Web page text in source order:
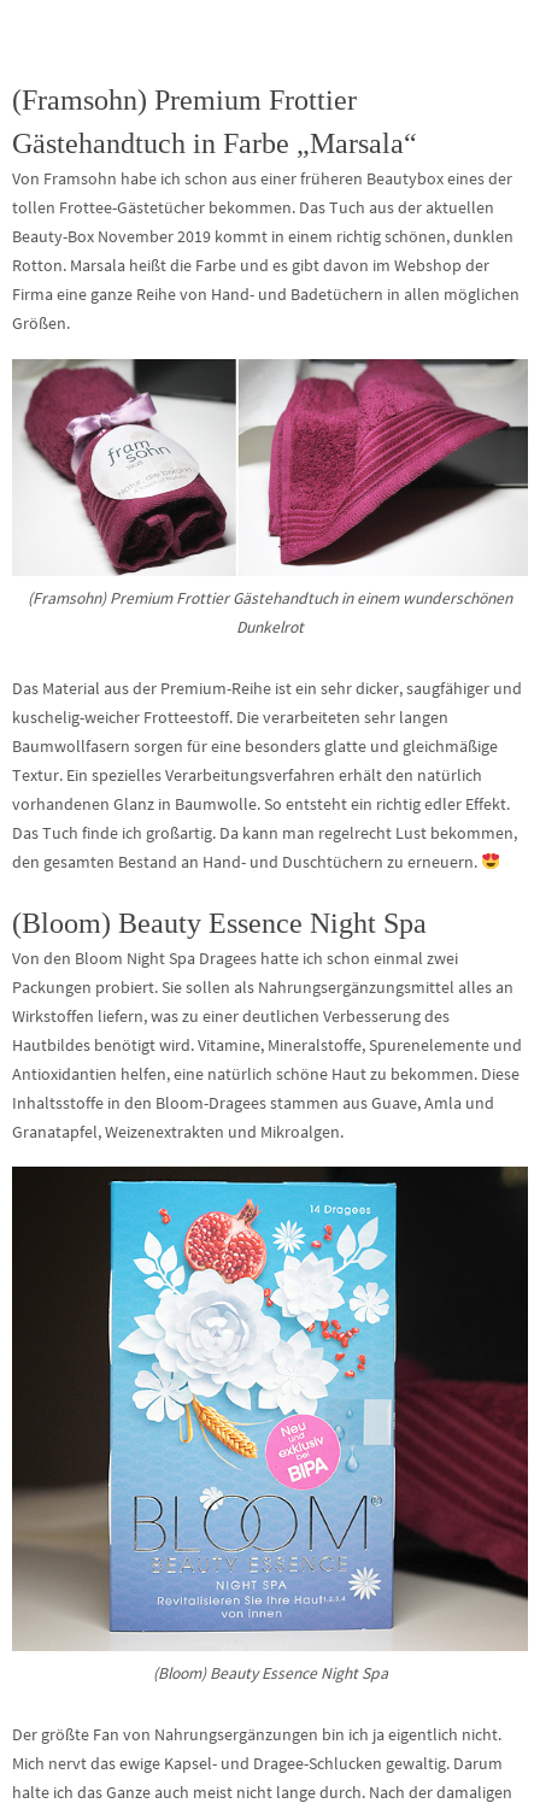
(Framsohn) Premium Frottier
Gästehandtuch in Farbe „Marsala“
Von Framsohn habe ich schon aus einer früheren Beautybox eines der
tollen Frottee-Gästetücher bekommen. Das Tuch aus der aktuellen
Beauty-Box November 2019 kommt in einem richtig schönen, dunklen
Rotton. Marsala heißt die Farbe und es gibt davon im Webshop der
Firma eine ganze Reihe von Hand- und Badetüchern in allen möglichen
Größen.
(Framsohn) Premium Frottier Gästehandtuch in einem wunderschönen
Dunkelrot
Das Material aus der Premium-Reihe ist ein sehr dicker, saugfähiger und
kuschelig-weicher Frotteestoff. Die verarbeiteten sehr langen
Baumwollfasern sorgen für eine besonders glatte und gleichmäßige
Textur. Ein spezielles Verarbeitungsverfahren erhält den natürlich
vorhandenen Glanz in Baumwolle. So entsteht ein richtig edler Effekt.
Das Tuch finde ich großartig. Da kann man regelrecht Lust bekommen,
den gesamten Bestand an Hand- und Duschtüchern zu erneuern.
(Bloom) Beauty Essence Night Spa
Von den Bloom Night Spa Dragees hatte ich schon einmal zwei
Packungen probiert. Sie sollen als Nahrungsergänzungsmittel alles an
Wirkstoffen liefern, was zu einer deutlichen Verbesserung des
Hautbildes benötigt wird. Vitamine, Mineralstoffe, Spurenelemente und
Antioxidantien helfen, eine natürlich schöne Haut zu bekommen. Diese
Inhaltsstoffe in den Bloom-Dragees stammen aus Guave, Amla und
Granatapfel, Weizenextrakten und Mikroalgen.
(Bloom) Beauty Essence Night Spa
Der größte Fan von Nahrungsergänzungen bin ich ja eigentlich nicht.
Mich nervt das ewige Kapsel- und Dragee-Schlucken gewaltig. Darum
halte ich das Ganze auch meist nicht lange durch. Nach der damaligen